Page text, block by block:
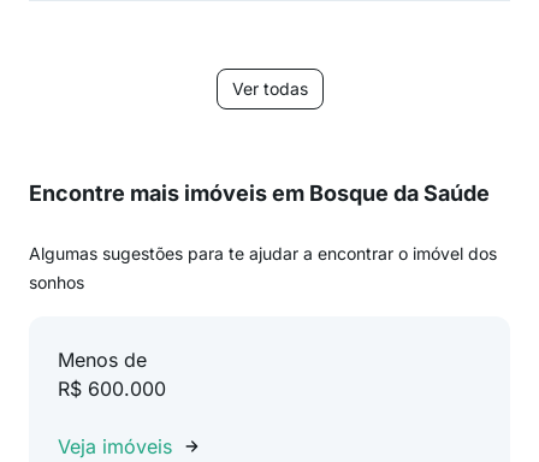
Ver todas
Encontre mais imóveis em Bosque da Saúde
Algumas sugestões para te ajudar a encontrar o imóvel dos
sonhos
Menos de
R$ 600.000
Veja imóveis